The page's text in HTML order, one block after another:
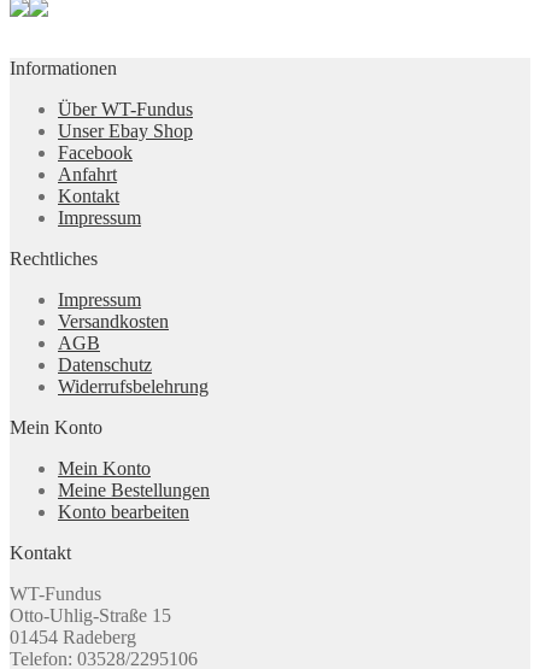
Informationen
Über WT-Fundus
Unser Ebay Shop
Facebook
Anfahrt
Kontakt
Impressum
Rechtliches
Impressum
Versandkosten
AGB
Datenschutz
Widerrufsbelehrung
Mein Konto
Mein Konto
Meine Bestellungen
Konto bearbeiten
Kontakt
WT-Fundus
Otto-Uhlig-Straße 15
01454 Radeberg
Telefon: 03528/2295106